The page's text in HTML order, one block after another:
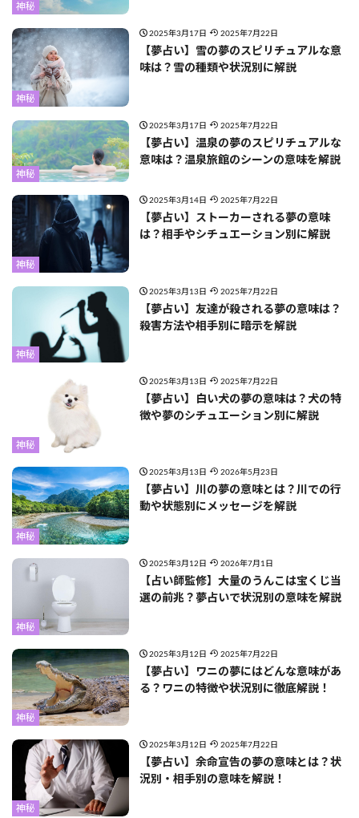
神秘
神秘
2025年3月17日 2025年7月22日
【夢占い】雪の夢のスピリチュアルな意
味は？雪の種類や状況別に解説
神秘
2025年3月17日 2025年7月22日
【夢占い】温泉の夢のスピリチュアルな
意味は？温泉旅館のシーンの意味を解説
神秘
2025年3月14日 2025年7月22日
【夢占い】ストーカーされる夢の意味
は？相手やシチュエーション別に解説
神秘
2025年3月13日 2025年7月22日
【夢占い】友達が殺される夢の意味は？
殺害方法や相手別に暗示を解説
神秘
2025年3月13日 2025年7月22日
【夢占い】白い犬の夢の意味は？犬の特
徴や夢のシチュエーション別に解説
神秘
2025年3月13日 2026年5月23日
【夢占い】川の夢の意味とは？川での行
動や状態別にメッセージを解説
神秘
2025年3月12日 2026年7月1日
【占い師監修】大量のうんこは宝くじ当
選の前兆？夢占いで状況別の意味を解説
神秘
2025年3月12日 2025年7月22日
【夢占い】ワニの夢にはどんな意味があ
る？ワニの特徴や状況別に徹底解説！
神秘
2025年3月12日 2025年7月22日
【夢占い】余命宣告の夢の意味とは？状
況別・相手別の意味を解説！